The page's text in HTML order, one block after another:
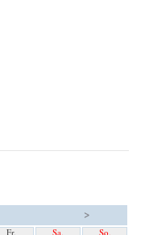
>
Fr. Sa.
So.